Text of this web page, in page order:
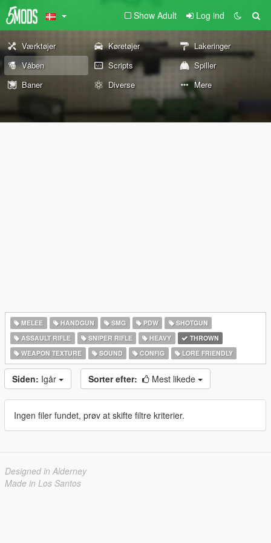
Show Adult Log ind
Værktøjer Køretøjer
Lakeringer
Våben
Scripts
Spiller
Baner
Diverse Mere
MELEE HANDGUN SMG PDW
SHOTGUN
ASSAULT RIFLE
SNIPER RIFLE HEAVY
THROWN
WEAPON TEXTURE
SOUND CONFIG LORE FRIENDLY
Siden: Igår Sorter efter: Mest likede
Ingen filer fundet, prøv at skifte filtre kriterier.
Designed in Alderney
Made in Los Santos